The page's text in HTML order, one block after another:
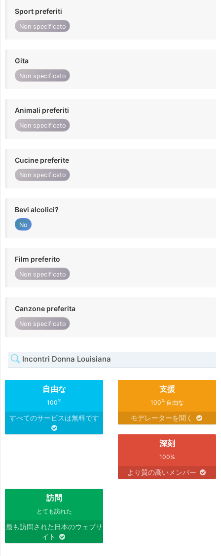
Sport preferiti
Non specificato
Gita
Non specificato
Animali preferiti
Non specificato
Cucine preferite
Non specificato
Bevi alcolici?
No
Film preferito
Non specificato
Canzone preferita
Non specificato
Incontri Donna Louisiana
自由な
100%
すべてのサービスは無料です
支援
100%自由な
モデレーターを聞く
深刻
100%
より質の高いメンバー
訪問
とても訪れた
最も訪問された日本のウェブサ
イト